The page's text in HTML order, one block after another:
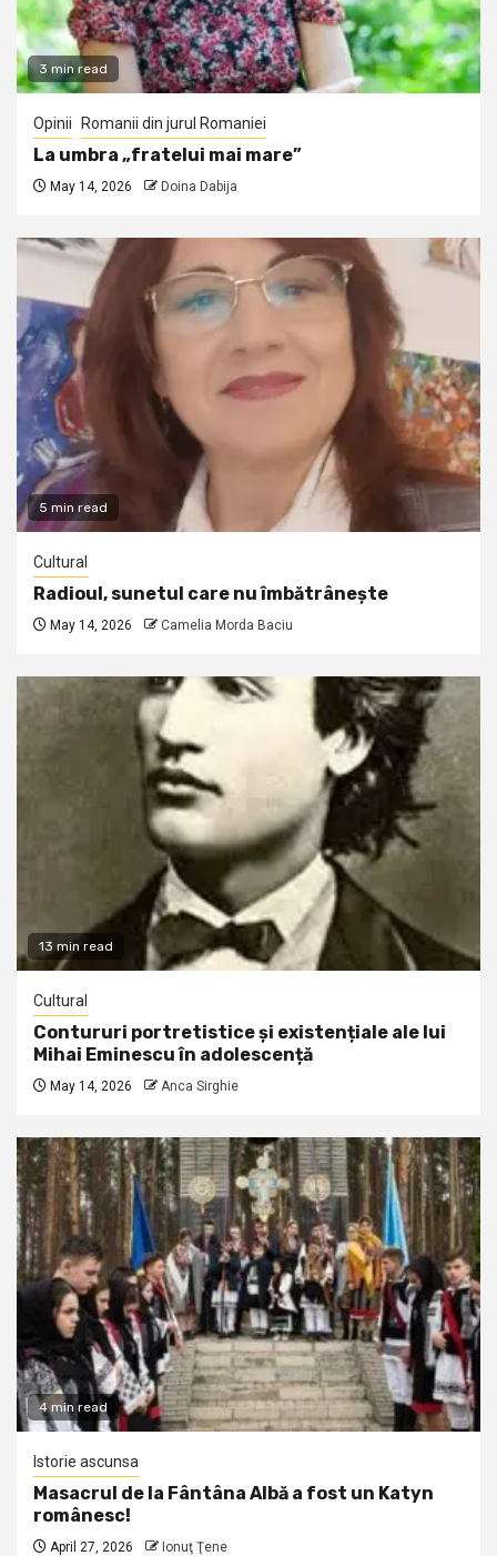
3 min read
Opinii Romanii din jurul Romaniei
La umbra „fratelui mai mare”
May 14, 2026 Doina Dabija
5 min read
Cultural
Radioul, sunetul care nu îmbătrânește
May 14, 2026 Camelia Morda Baciu
13 min read
Cultural
Contururi portretistice și existențiale ale lui
Mihai Eminescu în adolescență
May 14, 2026 Anca Sirghie
4 min read
Istorie ascunsa
Masacrul de la Fântâna Albă a fost un Katyn
românesc!
April 27, 2026 Ionuţ Ţene